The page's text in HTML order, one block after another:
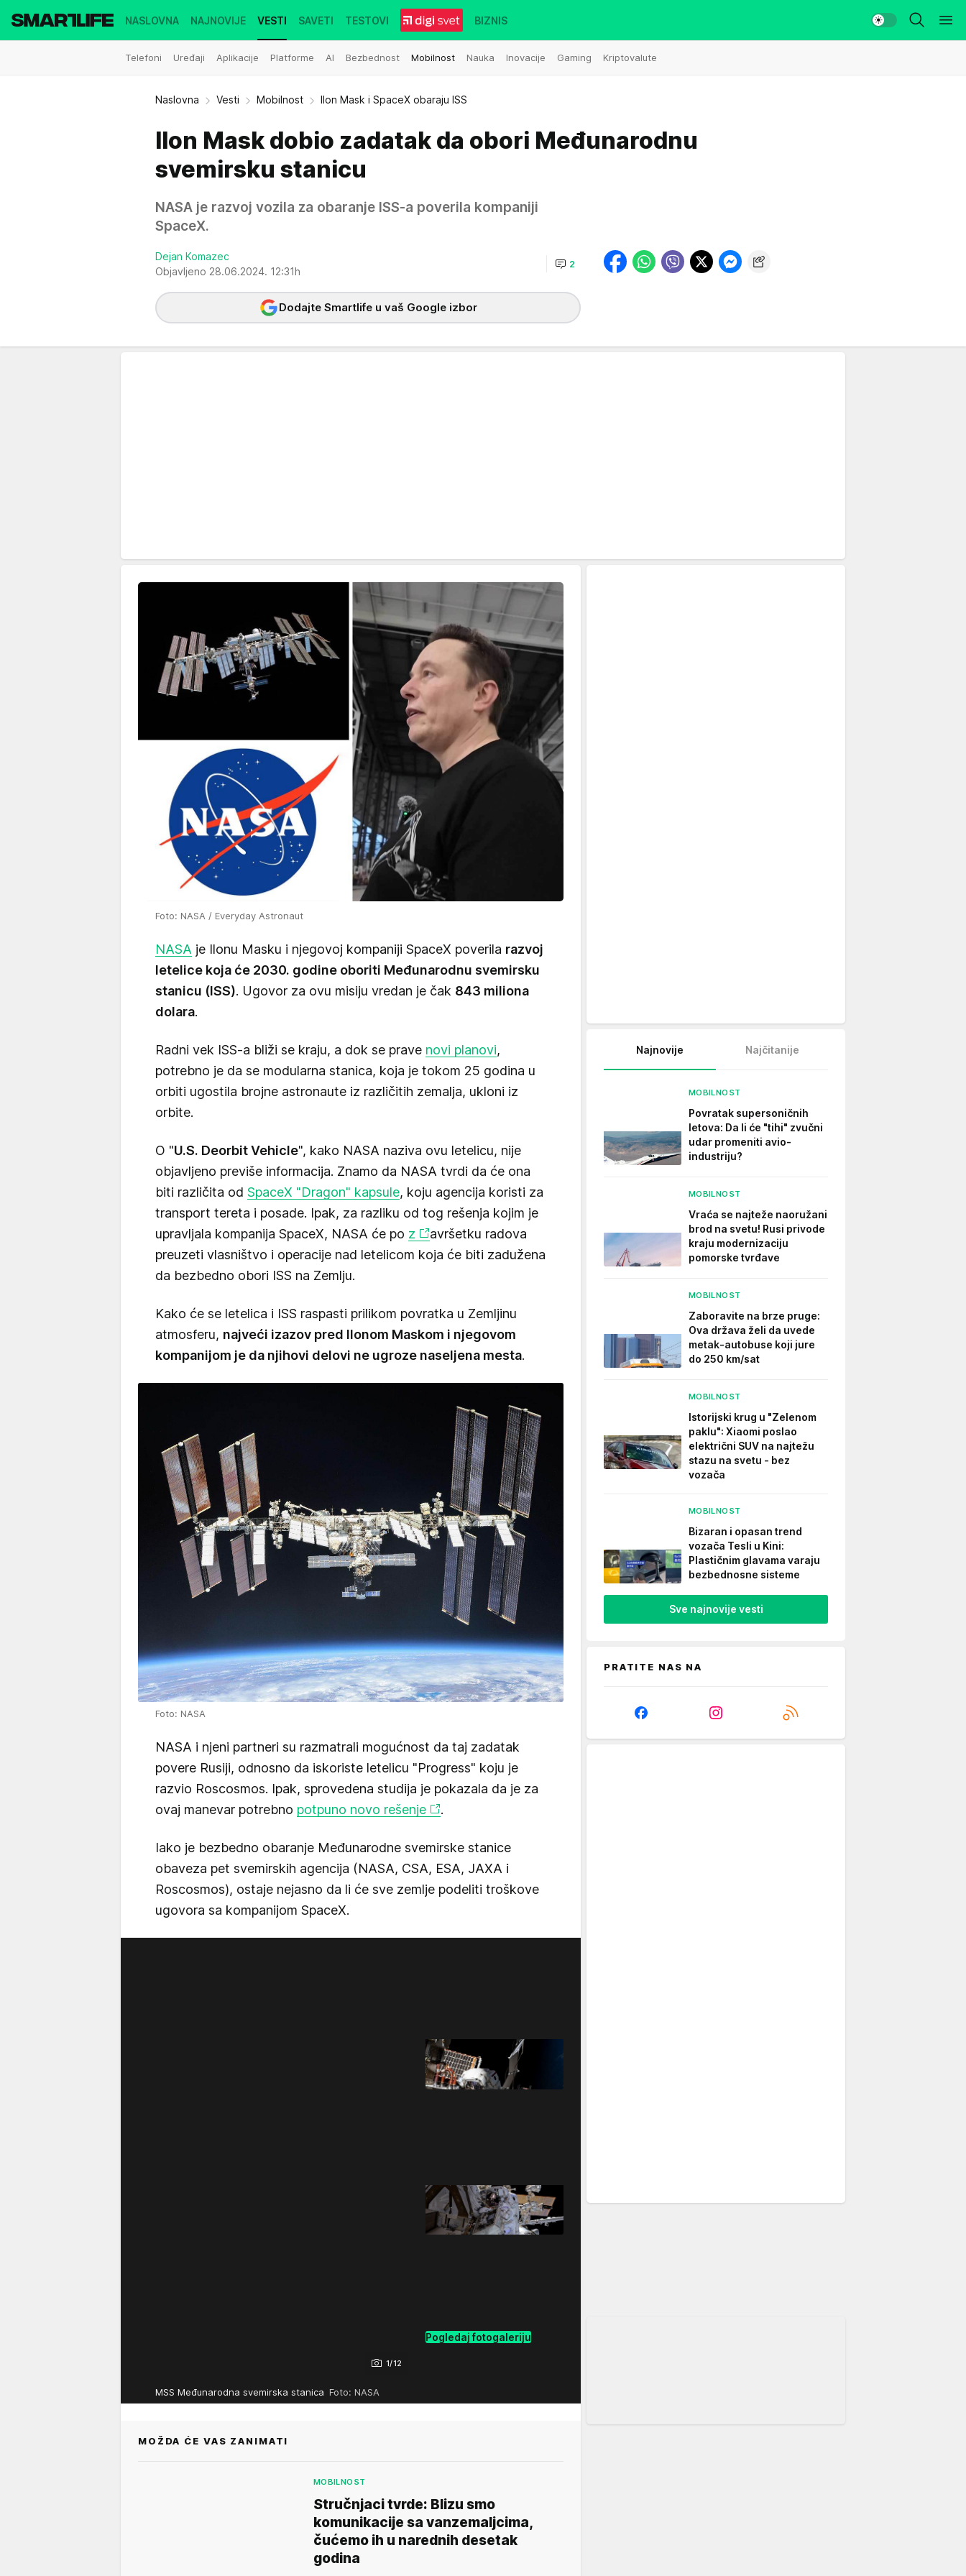
NASLOVNA NAJNOVIJE VESTI
Telefoni Uređaji Aplikacije Platforme AI Bezbednost Mobilnost Nauka Inovacije Gaming Kriptovalute
SAVETI TESTOVI BIZNIS
Naslovna Vesti Mobilnost Ilon Mask i SpaceX obaraju ISS
Ilon Mask dobio zadatak da obori Međunarodnu
svemirsku stanicu
NASA je razvoj vozila za obaranje ISS-a poverila kompaniji
SpaceX.
Dejan Komazec
Objavljeno 28.06.2024. 12:31h
2
Dodajte Smartlife u vaš Google izbor
Foto: NASA / Everyday Astronaut
NASA je Ilonu Masku i njegovoj kompaniji SpaceX poverila razvoj
letelice koja će 2030. godine oboriti Međunarodnu svemirsku
stanicu (ISS). Ugovor za ovu misiju vredan je čak 843 miliona
dolara.
Radni vek ISS-a bliži se kraju, a dok se prave novi planovi,
potrebno je da se modularna stanica, koja je tokom 25 godina u
orbiti ugostila brojne astronaute iz različitih zemalja, ukloni iz
orbite.
O "U.S. Deorbit Vehicle", kako NASA naziva ovu letelicu, nije
objavljeno previše informacija. Znamo da NASA tvrdi da će ona
biti različita od SpaceX "Dragon" kapsule, koju agencija koristi za
transport tereta i posade. Ipak, za razliku od tog rešenja kojim je
upravljala kompanija SpaceX, NASA će po z
avršetku radova
preuzeti vlasništvo i operacije nad letelicom koja će biti zadužena
da bezbedno obori ISS na Zemlju.
Kako će se letelica i ISS raspasti prilikom povratka u Zemljinu
atmosferu, najveći izazov pred Ilonom Maskom i njegovom
kompanijom je da njihovi delovi ne ugroze naseljena mesta.
Foto: NASA
NASA i njeni partneri su razmatrali mogućnost da taj zadatak
povere Rusiji, odnosno da iskoriste letelicu "Progress" koju je
razvio Roscosmos. Ipak, sprovedena studija je pokazala da je za
ovaj manevar potrebno potpuno novo rešenje .
Iako je bezbedno obaranje Međunarodne svemirske stanice
obaveza pet svemirskih agencija (NASA, CSA, ESA, JAXA i
Roscosmos), ostaje nejasno da li će sve zemlje podeliti troškove
ugovora sa kompanijom SpaceX.
1/12
Pogledaj fotogaleriju
MSS Međunarodna svemirska stanica Foto: NASA
MOŽDA ĆE VAS ZANIMATI
MOBILNOST
Stručnjaci tvrde: Blizu smo
komunikacije sa vanzemaljcima,
čućemo ih u narednih desetak
godina
Najnovije Najčitanije
MOBILNOST
Povratak supersoničnih
letova: Da li će "tihi" zvučni
udar promeniti avio-
industriju?
MOBILNOST
Vraća se najteže naoružani
brod na svetu! Rusi privode
kraju modernizaciju
pomorske tvrđave
MOBILNOST
Zaboravite na brze pruge:
Ova država želi da uvede
metak-autobuse koji jure
do 250 km/sat
MOBILNOST
Istorijski krug u "Zelenom
paklu": Xiaomi poslao
električni SUV na najtežu
stazu na svetu - bez
vozača
MOBILNOST
Bizaran i opasan trend
vozača Tesli u Kini:
Plastičnim glavama varaju
bezbednosne sisteme
Sve najnovije vesti
PRATITE NAS NA